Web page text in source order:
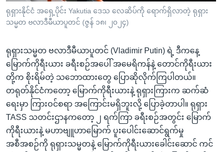
ကြည့်
ရန်
ရန်
နေရာ
သို့
ကျော်
ရန်
ရုရှားနိုင်ငံ အရှေ့ပိုင်း Yakutia ဒေသ လေဆိပ်ကို ရောက်ရှိလာတဲ့ ရုရှား
သမ္မတ ဗလာဒီမီယာပူတင် (ဇွန် ၁၈၊ ၂၀၂၄)
ရုရှားသမ္မတ ဗလာဒီမီယာပူတင် (Vladimir Putin) ရဲ့ ဒီကနေ့
မြောက်ကိုရီးယား ခရီးစဉ်အပေါ် အမေရိကန်နဲ့ တောင်ကိုရီးယား
တို့က စိုးရိမ်တဲ့ သဘောထားတွေ ပြောဆိုလိုက်ကြပါတယ်။
တရုတ်နိုင်ငံကတော့ မြောက်ကိုရီးယားနဲ့ ရုရှားကြားက ဆက်ဆံ
ရေးမှာ ကြားဝင်စရာ အကြောင်းမရှိဘူးလို့ ပြောခဲ့တာပါ။ ရုရှား
TASS သတင်းဌာနကတော့ ၂ ရက်ကြာ ခရီးစဉ်အတွင်း မြောက်
ကိုရီးယားနဲ့ မဟာဗျူဟာမြောက် ပူးပေါင်းဆောင်ရွက်မှု
အစီအစဉ်ကို ရုရှားသမ္မတနဲ့ မြောက်ကိုရီးယားခေါင်းဆောင် ကင်